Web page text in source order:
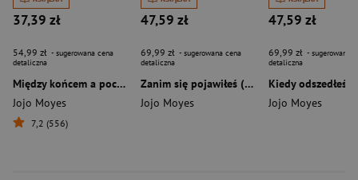
37,39 zł
54,99 zł - sugerowana cena
detaliczna
Między końcem a początkiem
Jojo Moyes
7,2 (556)
47,59 zł
69,99 zł - sugerowana cena
detaliczna
Zanim się pojawiłeś (2024)
Jojo Moyes
47,59 zł
69,99 zł - sugerowana
detaliczna
Kiedy odszedłeś
Jojo Moyes